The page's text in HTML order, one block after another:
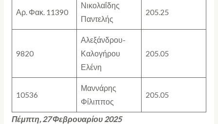
Αρ. Φακ. 11390
Νικολαΐδης
Παντελής
205.25
9820
Αλεξάνδρου-
Καλογήρου
Ελένη
205.05
10536
Μαννάρης
Φίλιππος
205.05
Πέμπτη, 27 Φεβρουαρίου 2025